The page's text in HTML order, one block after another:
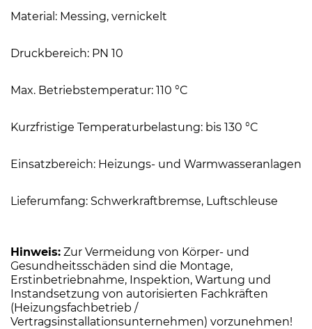
Material: Messing, vernickelt
Druckbereich: PN 10
Max. Betriebstemperatur: 110 °C
Kurzfristige Temperaturbelastung: bis 130 °C
Einsatzbereich: Heizungs- und Warmwasseranlagen
Lieferumfang: Schwerkraftbremse, Luftschleuse
Hinweis: Zur Vermeidung von Körper- und
Gesundheitsschäden sind die Montage,
Erstinbetriebnahme, Inspektion, Wartung und
Instandsetzung von autorisierten Fachkräften
(Heizungsfachbetrieb /
Vertragsinstallationsunternehmen) vorzunehmen!